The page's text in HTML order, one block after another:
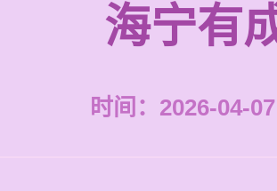
海宁有
时间：2026-04-